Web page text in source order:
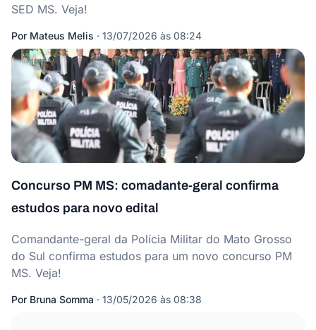
SED MS. Veja!
Por Mateus Melis · 13/07/2026 às 08:24
Concurso PM MS: comadante-geral confirma
estudos para novo edital
Comandante-geral da Polícia Militar do Mato Grosso
do Sul confirma estudos para um novo concurso PM
MS. Veja!
Por Bruna Somma · 13/05/2026 às 08:38